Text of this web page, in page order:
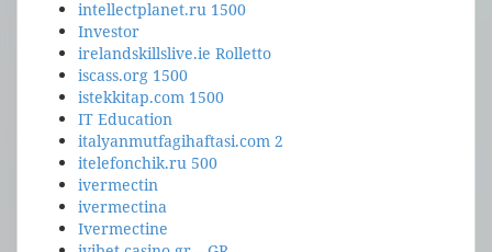
intellectplanet.ru 1500
Investor
irelandskillslive.ie Rolletto
iscass.org 1500
istekkitap.com 1500
IT Education
italyanmutfagihaftasi.com 2
itelefonchik.ru 500
ivermectin
ivermectina
Ivermectine